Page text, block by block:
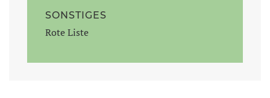
SONSTIGES
Rote Liste